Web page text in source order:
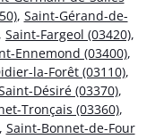
, Saint-Gérand-de-
, Saint-Fargeol (03420),
Ennemond (03400),
la-Forêt (03110),
Désiré (03370),
Tronçais (03360),
Saint-Bonnet-de-Four